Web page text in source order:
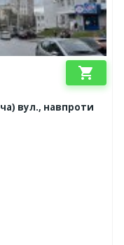
shopping_cart
вул., навпроти